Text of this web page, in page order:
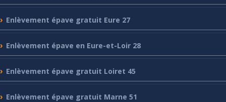
Enlèvement épave gratuit Eure 27
Enlèvement épave en Eure-et-Loir 28
Enlèvement épave gratuit Loiret 45
Enlèvement épave gratuit Marne 51